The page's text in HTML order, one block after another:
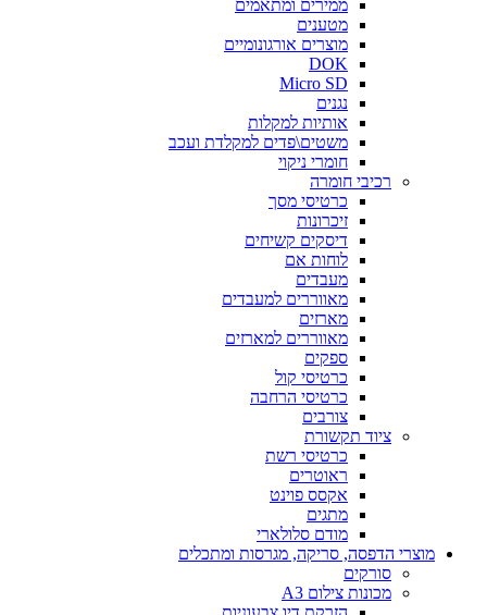
ממירים ומתאמים
מטענים
מוצרים אורגונומיים
DOK
Micro SD
נגנים
אותיות למקלות
משטים\פדים למקלדת ועכב
חומרי ניקוי
רכיבי חומרה
כרטיסי מסך
זיכרונות
דיסקים קשיחים
לוחות אם
מעבדים
מאווררים למעבדים
מארזים
מאווררים למארזים
ספקים
כרטיסי קול
כרטיסי הרחבה
צורבים
ציוד תקשורת
כרטיסי רשת
ראוטרים
אקסס פוינט
מתגים
מודם סלולארי
מוצרי הדפסה, סריקה, מגרסות ומתכלים
סורקים
מכונות צילום A3